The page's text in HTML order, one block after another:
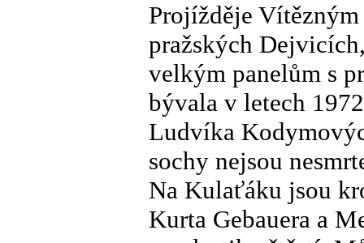
Projížděje
pražských
velkým panelům s
bývala v letech
Ludvíka
sochy nejsou
Na Kulaťáku jsou
Kurta Gebauera a